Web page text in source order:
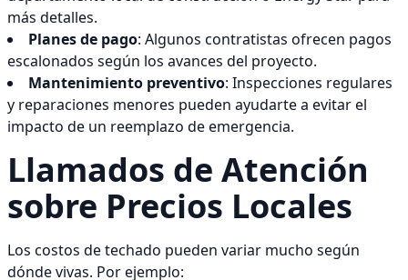
más detalles.
Planes de pago: Algunos contratistas ofrecen pagos
escalonados según los avances del proyecto.
Mantenimiento preventivo: Inspecciones regulares
y reparaciones menores pueden ayudarte a evitar el
impacto de un reemplazo de emergencia.
Llamados de Atención
sobre Precios Locales
Los costos de techado pueden variar mucho según
dónde vivas. Por ejemplo: